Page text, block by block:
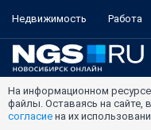
Недвижимость Работа
На информационном
файлы. Оставаясь на сайте,
согласие на их